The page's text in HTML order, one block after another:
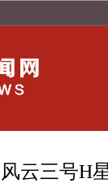
云三号H